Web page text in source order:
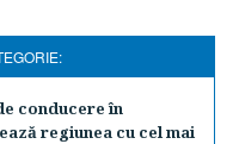
conducere în
regiunea cu cel mai